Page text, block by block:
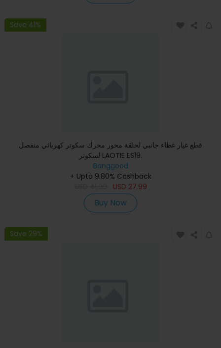
Save 41%
قطع غيار غطاء جانبي لحلقة محور محرك سكوتر كهربائي منفصل
لسكوتر LAOTIE ES19.
Banggood
+ Upto 9.80% Cashback
USD 27.99
Buy Now
Save 29%